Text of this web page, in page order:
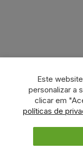
Este
personalizar a
clicar em
políticas de